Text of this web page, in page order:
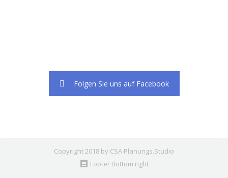
Folgen Sie uns auf Facebook
Copyright 2018 by CSA Planungs.Studio
Footer Bottom right